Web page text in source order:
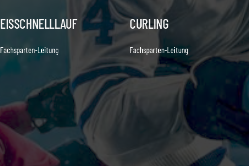
EISSCHNELLLAUF
Fachsparten-Leitung
CURLING
Fachsparten-Leitung